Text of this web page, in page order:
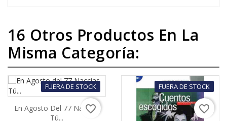
16 Otros Productos En La
Misma Categoría:
FUERA DE STOCK
En Agosto Del 77 Naccias
Tú...
favorite_border
FUERA DE STOCK
favorite_border